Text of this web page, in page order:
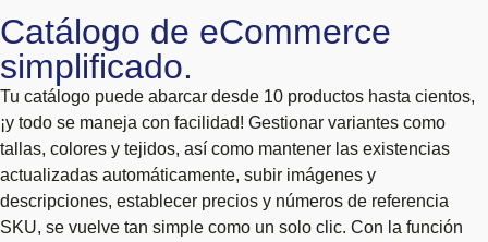
Catálogo de eCommerce
simplificado.
Tu catálogo puede abarcar desde 10 productos hasta cientos,
¡y todo se maneja con facilidad! Gestionar variantes como
tallas, colores y tejidos, así como mantener las existencias
actualizadas automáticamente, subir imágenes y
descripciones, establecer precios y números de referencia
SKU, se vuelve tan simple como un solo clic. Con la función